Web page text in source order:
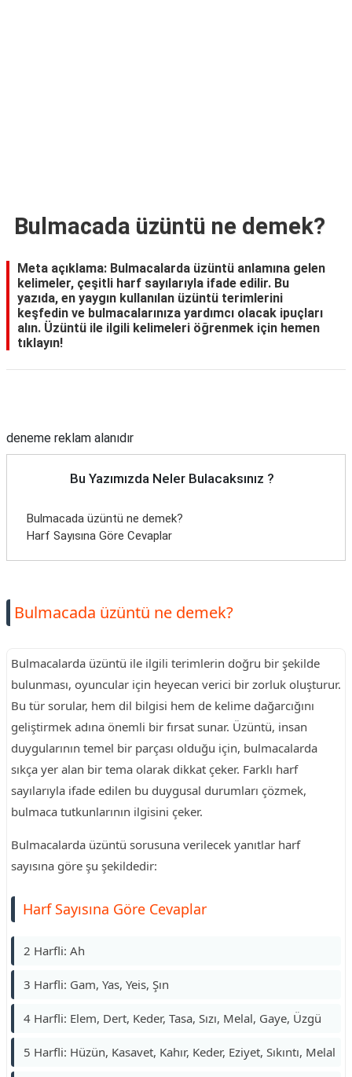
Bulmacada üzüntü ne demek?
Meta açıklama: Bulmacalarda üzüntü anlamına gelen
kelimeler, çeşitli harf sayılarıyla ifade edilir. Bu
yazıda, en yaygın kullanılan üzüntü terimlerini
keşfedin ve bulmacalarınıza yardımcı olacak ipuçları
alın. Üzüntü ile ilgili kelimeleri öğrenmek için hemen
tıklayın!
deneme reklam alanıdır
Bu Yazımızda Neler Bulacaksınız ?
Bulmacada üzüntü ne demek?
Harf Sayısına Göre Cevaplar
Bulmacada üzüntü ne demek?
Bulmacalarda üzüntü ile ilgili terimlerin doğru bir şekilde
bulunması, oyuncular için heyecan verici bir zorluk oluşturur.
Bu tür sorular, hem dil bilgisi hem de kelime dağarcığını
geliştirmek adına önemli bir fırsat sunar. Üzüntü, insan
duygularının temel bir parçası olduğu için, bulmacalarda
sıkça yer alan bir tema olarak dikkat çeker. Farklı harf
sayılarıyla ifade edilen bu duygusal durumları çözmek,
bulmaca tutkunlarının ilgisini çeker.
Bulmacalarda üzüntü sorusuna verilecek yanıtlar harf
sayısına göre şu şekildedir:
Harf Sayısına Göre Cevaplar
2 Harfli: Ah
3 Harfli: Gam, Yas, Yeis, Şın
4 Harfli: Elem, Dert, Keder, Tasa, Sızı, Melal, Gaye, Üzgü
5 Harfli: Hüzün, Kasavet, Kahır, Keder, Eziyet, Sıkıntı, Melal